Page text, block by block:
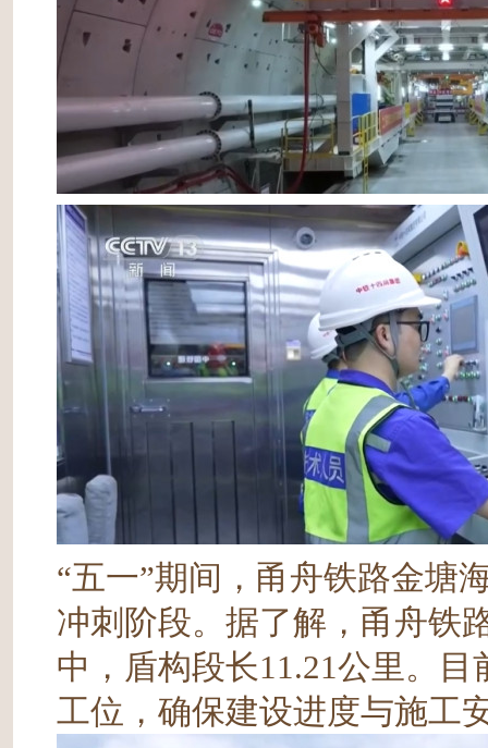
“五一”期间，甬舟铁路金塘
冲刺阶段。据了解，甬舟铁
中，盾构段长11.21公里。
工位，确保建设进度与施工